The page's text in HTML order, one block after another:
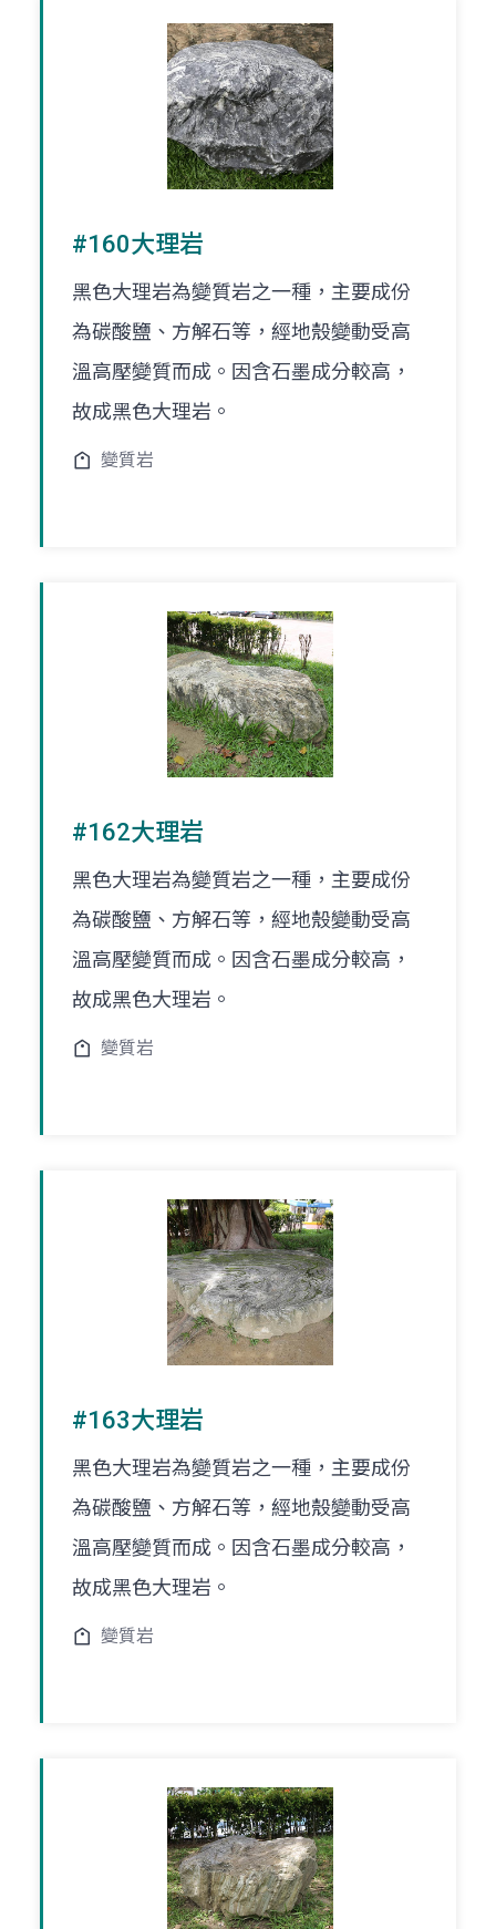
#160大理岩
黑色大理岩為變質岩之一種，主要成份
為碳酸鹽、方解石等，經地殼變動受高
溫高壓變質而成。因含石墨成分較高，
故成黑色大理岩。
變質岩
#162大理岩
黑色大理岩為變質岩之一種，主要成份
為碳酸鹽、方解石等，經地殼變動受高
溫高壓變質而成。因含石墨成分較高，
故成黑色大理岩。
變質岩
#163大理岩
黑色大理岩為變質岩之一種，主要成份
為碳酸鹽、方解石等，經地殼變動受高
溫高壓變質而成。因含石墨成分較高，
故成黑色大理岩。
變質岩